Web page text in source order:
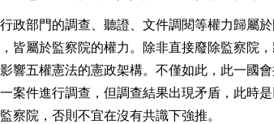
政部門的調查、聽證、文件調閱等權力歸屬
皆屬於監察院的權力。除非直接廢除監察院
響五權憲法的憲政架構。不僅如此，此一國
案件進行調查，但調查結果出現矛盾，此時
察院，否則不宜在沒有共識下強推。